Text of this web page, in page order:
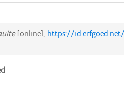
[online], https://